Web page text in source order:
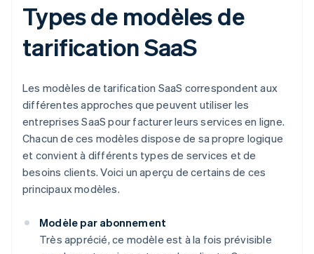
Types de modèles de
tarification SaaS
Les modèles de tarification SaaS correspondent aux
différentes approches que peuvent utiliser les
entreprises SaaS pour facturer leurs services en ligne.
Chacun de ces modèles dispose de sa propre logique
et convient à différents types de services et de
besoins clients. Voici un aperçu de certains de ces
principaux modèles.
Modèle par abonnement
Très apprécié, ce modèle est à la fois prévisible